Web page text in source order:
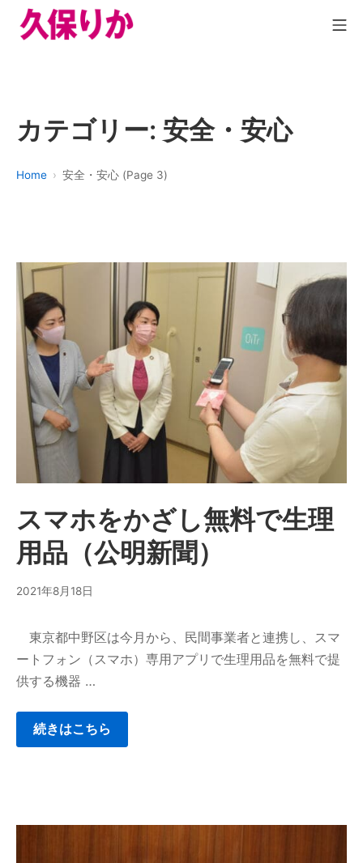
カテゴリー: 安全・安心
Home 安全・安心 (Page 3)
スマホをかざし無料で生理
用品（公明新聞）
2021年8月18日
東京都中野区は今月から、民間事業者と連携し、スマ
ートフォン（スマホ）専用アプリで生理用品を無料で提
供する機器 …
続きはこちら